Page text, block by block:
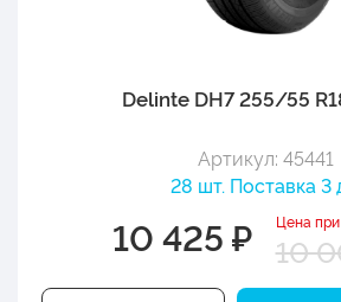
Delinte DH7 255/55
Артикул: 45441
28 шт. Поставка 3
10 425 ₽ Цена
10